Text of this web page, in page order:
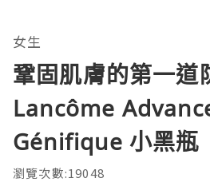
女生
鞏固肌膚的第一道
Lancôme
Génifique 小黑瓶
瀏覽次數:19048